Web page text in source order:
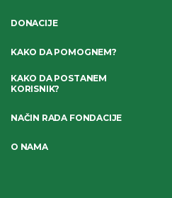
DONACIJE
KAKO DA POMOGNEM?
KAKO DA POSTANEM
KORISNIK?
NAČIN RADA FONDACIJE
O NAMA